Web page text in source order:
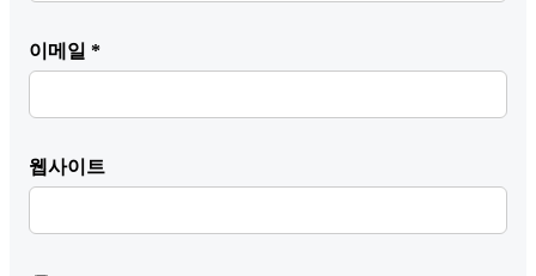
이메일 *
웹사이트